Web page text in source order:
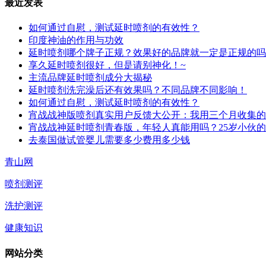
最近发表
如何通过自慰，测试延时喷剂的有效性？
印度神油的作用与功效
延时喷剂哪个牌子正规？效果好的品牌就一定是正规的吗
享久延时喷剂很好，但是请别神化！~
主流品牌延时喷剂成分大揭秘
延时喷剂洗完澡后还有效果吗？不同品牌不同影响！
如何通过自慰，测试延时喷剂的有效性？
宵战战神版喷剂真实用户反馈大公开：我用三个月收集
宵战战神延时喷剂青春版，年轻人真能用吗？25岁小伙
去泰国做试管婴儿需要多少费用多少钱
青山网
喷剂测评
洗护测评
健康知识
网站分类